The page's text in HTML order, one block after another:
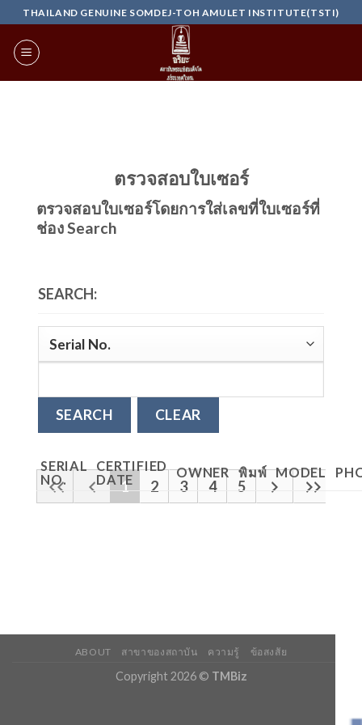
to
content
THAILAND GENUINE SOMDEJ-TOH AMULET INSTITUTE(TSTI)
ตรวจสอบใบเซอร์
ตรวจสอบใบเซอร์โดยการใส่เลขที่ใบเซอร์ที่
ช่อง Search
SEARCH:
SERIAL
NO.
CERTIFIED
DATE
OWNER พิมพ์ MODEL
1 2 3 4 5
ABOUT สาขาของสถาบัน ความรู้ ข้อสงสัย
Copyright 2026 © TMBiz